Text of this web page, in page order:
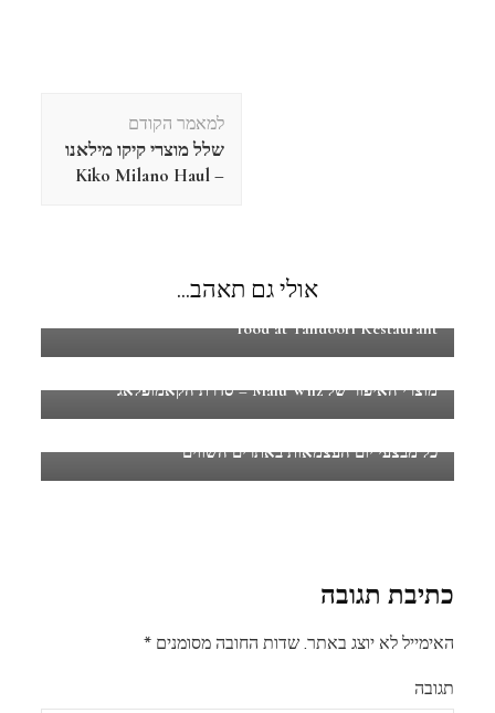
למאמר הקודם
שלל מוצרי קיקו מילאנו
– Kiko Milano Haul
אולי גם תאהב...
food at Tandoori Restaurant
מוצרי האיפור של Malu Wilz – סדרת הקאמופלאג'
כל מבצעי יום העצמאות באתרים השווים
כתיבת תגובה
האימייל לא יוצג באתר. שדות החובה מסומנים*
תגובה